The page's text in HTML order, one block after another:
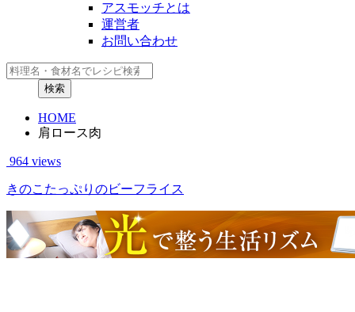
アスモッチとは
運営者
お問い合わせ
HOME
肩ロース肉
964 views
きのこたっぷりのビーフライス